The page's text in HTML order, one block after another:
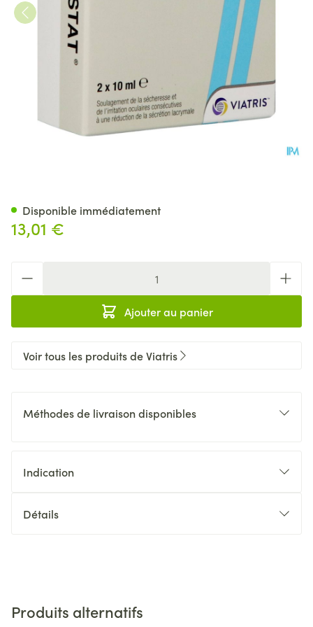
13,01 €
Ajouter au panier
Disponible immédiatement
Voir tous les produits de Viatris
Méthodes de livraison disponibles
Indication
Détails
Produits alternatifs